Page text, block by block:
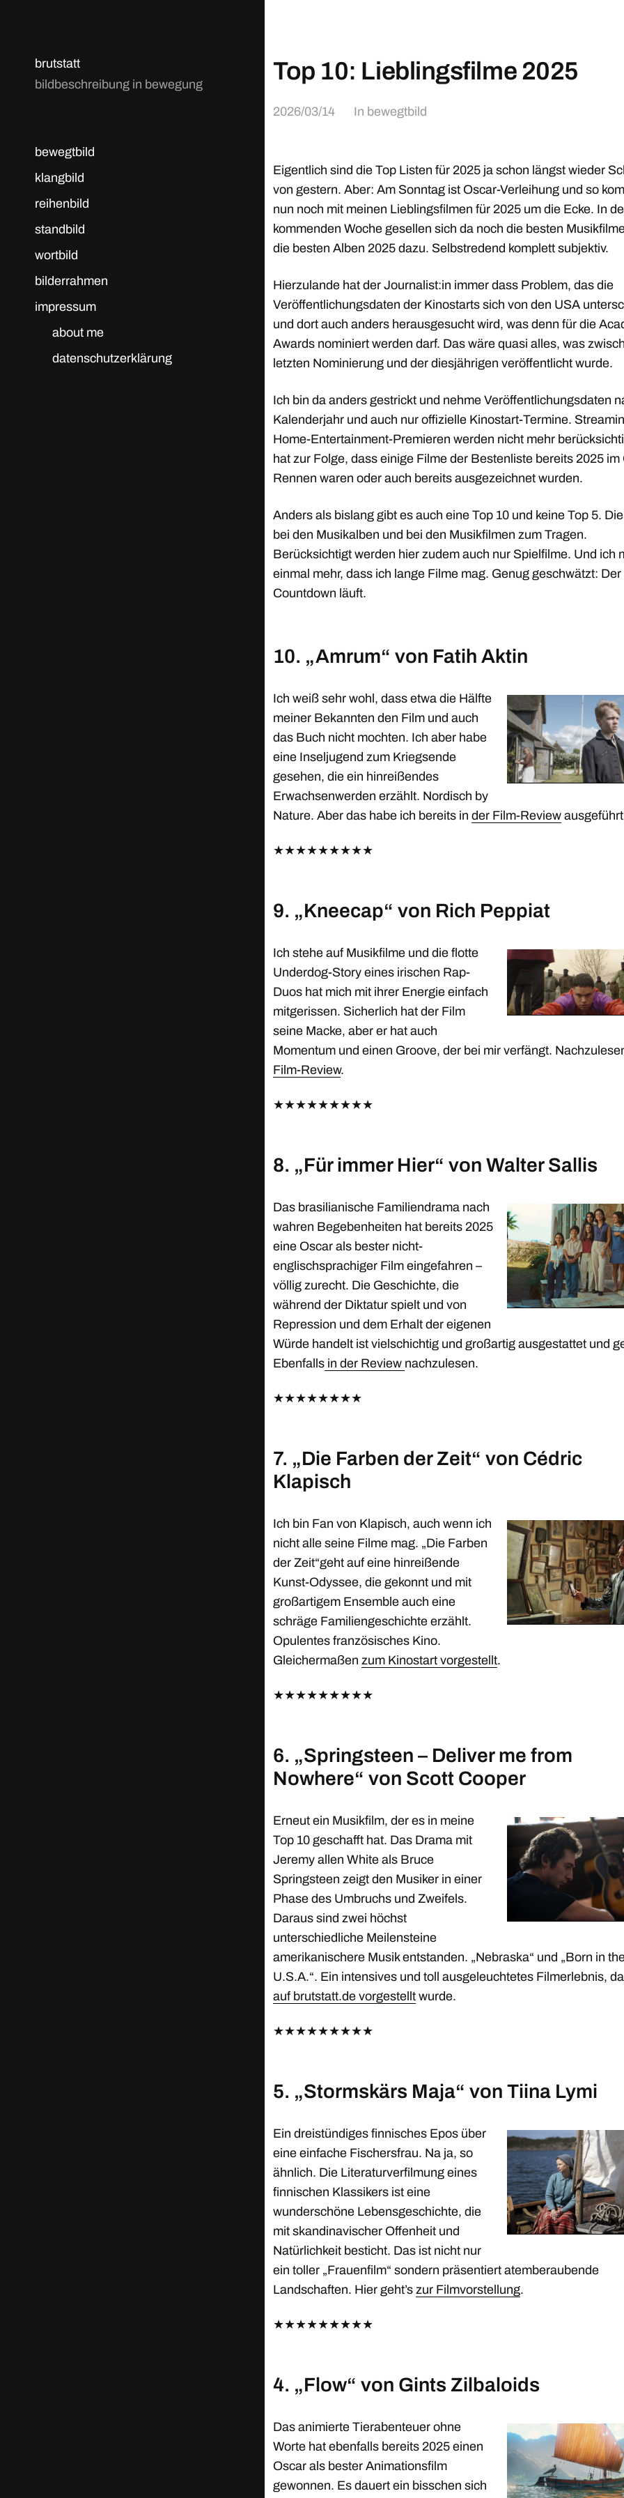
brutstatt
bildbeschreibung in bewegung
bewegtbild
klangbild
reihenbild
standbild
wortbild
bilderrahmen
impressum
about me
datenschutzerklärung
Top 10: Lieblingsfilme 2025
2026/03/14 In bewegtbild
Eigentlich sind die Top Listen für 2025 ja schon längst wieder
von gestern. Aber: Am Sonntag ist Oscar-Verleihung und so
nun noch mit meinen Lieblingsfilmen für 2025 um die Ecke. In
kommenden Woche gesellen sich da noch die besten
die besten Alben 2025 dazu. Selbstredend komplett subjektiv.
Hierzulande hat der Journalist:in immer dass Problem, das die
Veröffentlichungsdaten der Kinostarts sich von den USA
und dort auch anders herausgesucht wird, was denn für die
Awards nominiert werden darf. Das wäre quasi alles, was
letzten Nominierung und der diesjährigen veröffentlicht wurde.
Ich bin da anders gestrickt und nehme Veröffentlichungsdaten
Kalenderjahr und auch nur offizielle Kinostart-Termine.
Home-Entertainment-Premieren werden nicht mehr
hat zur Folge, dass einige Filme der Bestenliste bereits 2025 im
Rennen waren oder auch bereits ausgezeichnet wurden.
Anders als bislang gibt es auch eine Top 10 und keine Top 5.
bei den Musikalben und bei den Musikfilmen zum Tragen.
Berücksichtigt werden hier zudem auch nur Spielfilme. Und ich
einmal mehr, dass ich lange Filme mag. Genug geschwätzt: Der
Countdown läuft.
10. „Amrum“ von Fatih Aktin
Ich weiß sehr wohl, dass etwa die Hälfte
meiner Bekannten den Film und auch
das Buch nicht mochten. Ich aber habe
eine Inseljugend zum Kriegsende
gesehen, die ein hinreißendes
Erwachsenwerden erzählt. Nordisch by
Nature. Aber das habe ich bereits in der Film-Review
★★★★★★★★★
9. „Kneecap“ von Rich Peppiat
Ich stehe auf Musikfilme und die flotte
Underdog-Story eines irischen Rap-
Duos hat mich mit ihrer Energie einfach
mitgerissen. Sicherlich hat der Film
seine Macke, aber er hat auch
Momentum und einen Groove, der bei mir verfängt.
Film-Review.
★★★★★★★★★
8. „Für immer Hier“ von Walter Sallis
Das brasilianische Familiendrama nach
wahren Begebenheiten hat bereits 2025
eine Oscar als bester nicht-
englischsprachiger Film eingefahren –
völlig zurecht. Die Geschichte, die
während der Diktatur spielt und von
Repression und dem Erhalt der eigenen
Würde handelt ist vielschichtig und großartig ausgestattet und
Ebenfalls in der Review nachzulesen.
★★★★★★★★
7. „Die Farben der Zeit“ von Cédric
Klapisch
Ich bin Fan von Klapisch, auch wenn ich
nicht alle seine Filme mag. „Die Farben
der Zeit“geht auf eine hinreißende
Kunst-Odyssee, die gekonnt und mit
großartigem Ensemble auch eine
schräge Familiengeschichte erzählt.
Opulentes französisches Kino.
Gleichermaßen zum Kinostart vorgestellt.
★★★★★★★★★
6. „Springsteen – Deliver me from
Nowhere“ von Scott Cooper
Erneut ein Musikfilm, der es in meine
Top 10 geschafft hat. Das Drama mit
Jeremy allen White als Bruce
Springsteen zeigt den Musiker in einer
Phase des Umbruchs und Zweifels.
Daraus sind zwei höchst
unterschiedliche Meilensteine
amerikanischere Musik entstanden. „Nebraska“ und „Born in
U.S.A.“. Ein intensives und toll ausgeleuchtetes Filmerlebnis,
auf brutstatt.de vorgestellt wurde.
★★★★★★★★★
5. „Stormskärs Maja“ von Tiina Lymi
Ein dreistündiges finnisches Epos über
eine einfache Fischersfrau. Na ja, so
ähnlich. Die Literaturverfilmung eines
finnischen Klassikers ist eine
wunderschöne Lebensgeschichte, die
mit skandinavischer Offenheit und
Natürlichkeit besticht. Das ist nicht nur
ein toller „Frauenfilm“ sondern präsentiert atemberaubende
Landschaften. Hier geht’s zur Filmvorstellung.
★★★★★★★★★
4. „Flow“ von Gints Zilbaloids
Das animierte Tierabenteuer ohne
Worte hat ebenfalls bereits 2025 einen
Oscar als bester Animationsfilm
gewonnen. Es dauert ein bisschen sich